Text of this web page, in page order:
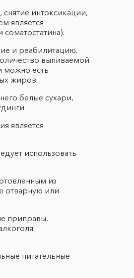
интоксикации,
является
и реабилитацию.
выпиваемой
можно есть
жиров.
белые сухари,
является
использовать
из
отварную или
приправы,
питательные